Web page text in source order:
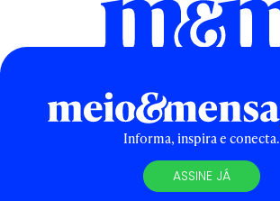
Informa, inspira e conecta.
ASSINE JÁ